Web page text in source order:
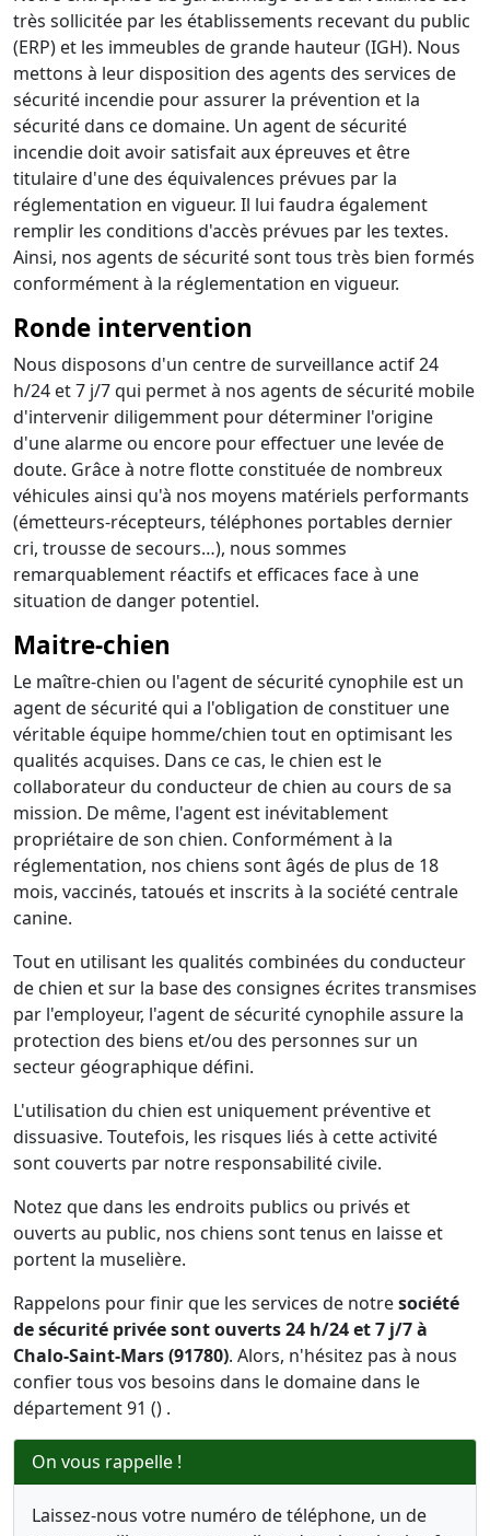
très sollicitée par les établissements recevant du public
(ERP) et les immeubles de grande hauteur (IGH). Nous
mettons à leur disposition des agents des services de
sécurité incendie pour assurer la prévention et la
sécurité dans ce domaine. Un agent de sécurité
incendie doit avoir satisfait aux épreuves et être
titulaire d'une des équivalences prévues par la
réglementation en vigueur. Il lui faudra également
remplir les conditions d'accès prévues par les textes.
Ainsi, nos agents de sécurité sont tous très bien formés
conformément à la réglementation en vigueur.
Ronde intervention
Nous disposons d'un centre de surveillance actif 24
h/24 et 7 j/7 qui permet à nos agents de sécurité mobile
d'intervenir diligemment pour déterminer l'origine
d'une alarme ou encore pour effectuer une levée de
doute. Grâce à notre flotte constituée de nombreux
véhicules ainsi qu'à nos moyens matériels performants
(émetteurs-récepteurs, téléphones portables dernier
cri, trousse de secours…), nous sommes
remarquablement réactifs et efficaces face à une
situation de danger potentiel.
Maitre-chien
Le maître-chien ou l'agent de sécurité cynophile est un
agent de sécurité qui a l'obligation de constituer une
véritable équipe homme/chien tout en optimisant les
qualités acquises. Dans ce cas, le chien est le
collaborateur du conducteur de chien au cours de sa
mission. De même, l'agent est inévitablement
propriétaire de son chien. Conformément à la
réglementation, nos chiens sont âgés de plus de 18
mois, vaccinés, tatoués et inscrits à la société centrale
canine.
Tout en utilisant les qualités combinées du conducteur
de chien et sur la base des consignes écrites transmises
par l'employeur, l'agent de sécurité cynophile assure la
protection des biens et/ou des personnes sur un
secteur géographique défini.
L'utilisation du chien est uniquement préventive et
dissuasive. Toutefois, les risques liés à cette activité
sont couverts par notre responsabilité civile.
Notez que dans les endroits publics ou privés et
ouverts au public, nos chiens sont tenus en laisse et
portent la muselière.
Rappelons pour finir que les services de notresociété
de sécurité privée sont ouverts 24 h/24 et 7 j/7 à
Chalo-Saint-Mars (91780). Alors, n'hésitez pas à nous
confier tous vos besoins dans le domaine dans le
département 91 () .
On vous rappelle !
Laissez-nous votre numéro de téléphone, un de